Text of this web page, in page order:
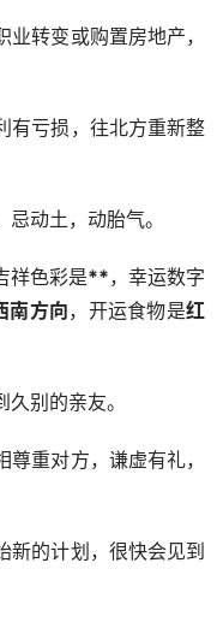
转变或购置房地产，
有亏损，往北方重新整
动土，动胎气。
祥色彩是**，幸运数字
南方向，开运食物是红
别的亲友。
重对方，谦虚有礼，
新的计划，很快会见到